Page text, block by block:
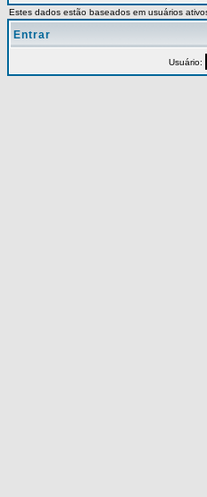
Estes dados estão baseados em usuários
Entrar
Usuário: